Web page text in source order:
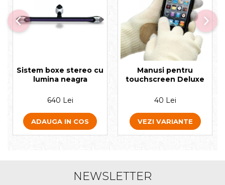
Sistem boxe stereo cu
lumina neagra
640 Lei
ADAUGA IN COS
Manusi pentru
touchscreen Deluxe
40 Lei
VEZI VARIANTE
NEWSLETTER